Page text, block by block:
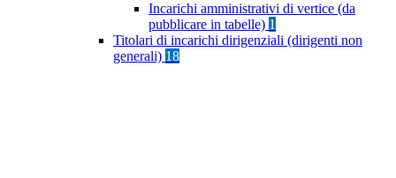
Incarichi amministrativi di vertice (da
pubblicare in tabelle) 1
Titolari di incarichi dirigenziali (dirigenti non
generali) 18